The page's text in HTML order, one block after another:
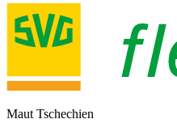
Maut Tschechien